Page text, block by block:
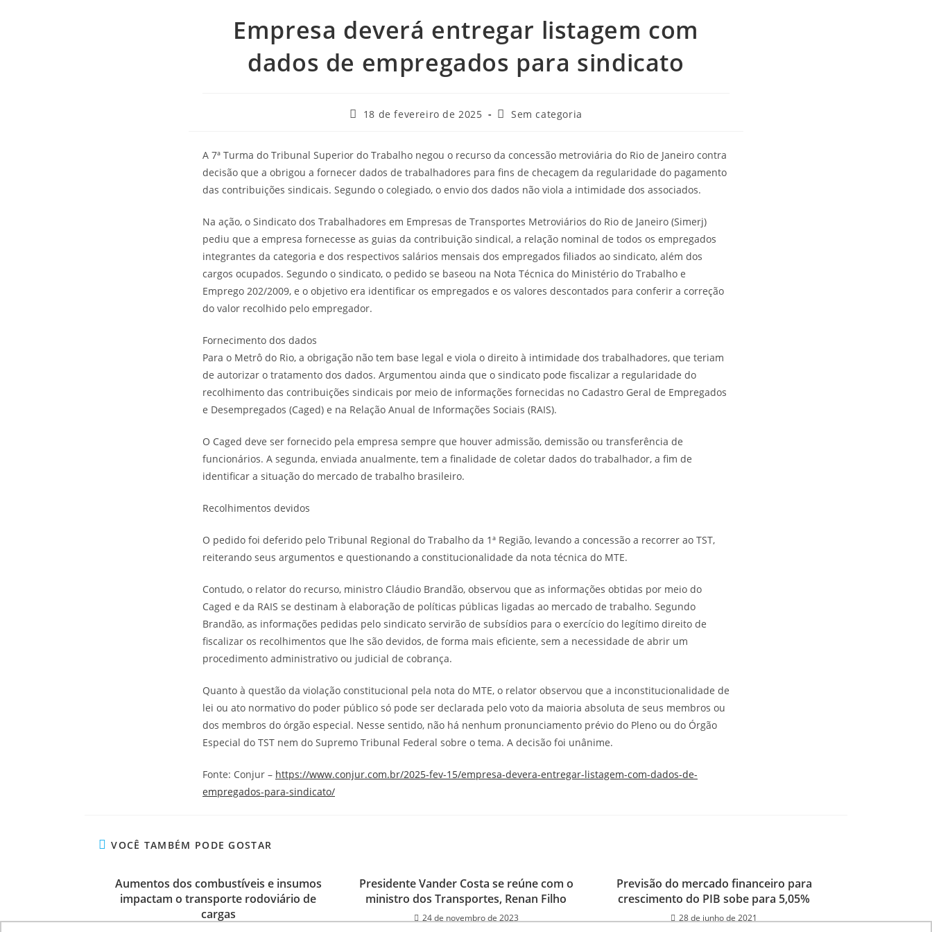
Empresa deverá entregar listagem com
dados de empregados para sindicato
18 de fevereiro de 2025 Sem categoria
A 7ª Turma do Tribunal Superior do Trabalho negou o recurso da concessão metroviária do Rio de Janeiro contra
decisão que a obrigou a fornecer dados de trabalhadores para fins de checagem da regularidade do pagamento
das contribuições sindicais. Segundo o colegiado, o envio dos dados não viola a intimidade dos associados.
Na ação, o Sindicato dos Trabalhadores em Empresas de Transportes Metroviários do Rio de Janeiro (Simerj)
pediu que a empresa fornecesse as guias da contribuição sindical, a relação nominal de todos os empregados
integrantes da categoria e dos respectivos salários mensais dos empregados filiados ao sindicato, além dos
cargos ocupados. Segundo o sindicato, o pedido se baseou na Nota Técnica do Ministério do Trabalho e
Emprego 202/2009, e o objetivo era identificar os empregados e os valores descontados para conferir a correção
do valor recolhido pelo empregador.
Fornecimento dos dados
Para o Metrô do Rio, a obrigação não tem base legal e viola o direito à intimidade dos trabalhadores, que teriam
de autorizar o tratamento dos dados. Argumentou ainda que o sindicato pode fiscalizar a regularidade do
recolhimento das contribuições sindicais por meio de informações fornecidas no Cadastro Geral de Empregados
e Desempregados (Caged) e na Relação Anual de Informações Sociais (RAIS).
O Caged deve ser fornecido pela empresa sempre que houver admissão, demissão ou transferência de
funcionários. A segunda, enviada anualmente, tem a finalidade de coletar dados do trabalhador, a fim de
identificar a situação do mercado de trabalho brasileiro.
Recolhimentos devidos
O pedido foi deferido pelo Tribunal Regional do Trabalho da 1ª Região, levando a concessão a recorrer ao TST,
reiterando seus argumentos e questionando a constitucionalidade da nota técnica do MTE.
Contudo, o relator do recurso, ministro Cláudio Brandão, observou que as informações obtidas por meio do
Caged e da RAIS se destinam à elaboração de políticas públicas ligadas ao mercado de trabalho. Segundo
Brandão, as informações pedidas pelo sindicato servirão de subsídios para o exercício do legítimo direito de
fiscalizar os recolhimentos que lhe são devidos, de forma mais eficiente, sem a necessidade de abrir um
procedimento administrativo ou judicial de cobrança.
Quanto à questão da violação constitucional pela nota do MTE, o relator observou que a inconstitucionalidade de
lei ou ato normativo do poder público só pode ser declarada pelo voto da maioria absoluta de seus membros ou
dos membros do órgão especial. Nesse sentido, não há nenhum pronunciamento prévio do Pleno ou do Órgão
Especial do TST nem do Supremo Tribunal Federal sobre o tema. A decisão foi unânime.
Fonte: Conjur – https://www.conjur.com.br/2025-fev-15/empresa-devera-entregar-listagem-com-dados-de-
empregados-para-sindicato/
VOCÊ TAMBÉM PODE GOSTAR
Aumentos dos combustíveis e insumos
impactam o transporte rodoviário de
cargas
Presidente Vander Costa se reúne com o
ministro dos Transportes, Renan Filho
24 de novembro de 2023
Previsão do mercado financeiro para
crescimento do PIB sobe para 5,05%
28 de junho de 2021